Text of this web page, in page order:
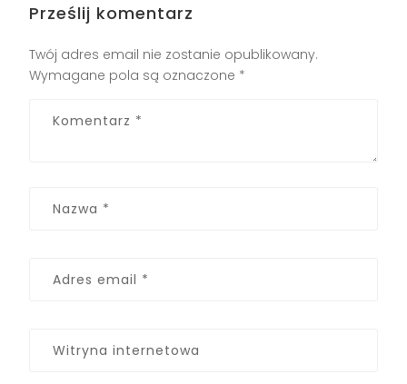
Prześlij komentarz
Twój adres email nie zostanie opublikowany.
Wymagane pola są oznaczone *